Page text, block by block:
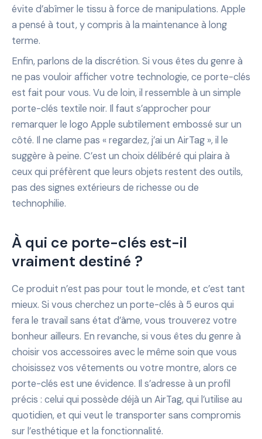
évite d’abîmer le tissu à force de manipulations. Apple
a pensé à tout, y compris à la maintenance à long
terme.
Enfin, parlons de la discrétion. Si vous êtes du genre à
ne pas vouloir afficher votre technologie, ce porte-clés
est fait pour vous. Vu de loin, il ressemble à un simple
porte-clés textile noir. Il faut s’approcher pour
remarquer le logo Apple subtilement embossé sur un
côté. Il ne clame pas « regardez, j’ai un AirTag », il le
suggère à peine. C’est un choix délibéré qui plaira à
ceux qui préfèrent que leurs objets restent des outils,
pas des signes extérieurs de richesse ou de
technophilie.
À qui ce porte-clés est-il
vraiment destiné ?
Ce produit n’est pas pour tout le monde, et c’est tant
mieux. Si vous cherchez un porte-clés à 5 euros qui
fera le travail sans état d’âme, vous trouverez votre
bonheur ailleurs. En revanche, si vous êtes du genre à
choisir vos accessoires avec le même soin que vous
choisissez vos vêtements ou votre montre, alors ce
porte-clés est une évidence. Il s’adresse à un profil
précis : celui qui possède déjà un AirTag, qui l’utilise au
quotidien, et qui veut le transporter sans compromis
sur l’esthétique et la fonctionnalité.